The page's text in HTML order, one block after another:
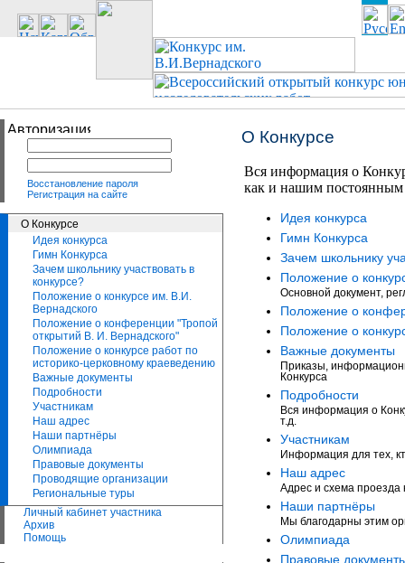
Восстановление пароля
Регистрация на сайте
О Конкурсе
Идея конкурса
Гимн Конкурса
Зачем школьнику участвовать в
конкурсе?
Положение о конкурсе им. В.И.
Вернадского
Положение о конференции "Тропой
открытий В. И. Вернадского"
Положение о конкурсе работ по
историко-церковному краеведению
Важные документы
Подробности
Участникам
Наш адрес
Наши партнёры
Олимпиада
Правовые документы
Проводящие организации
Региональные туры
Личный кабинет участника
Архив
Помощь
О Конкурсе
Вся информация о
как и нашим постоянным
Идея конкурса
Гимн Конкурса
Зачем школьнику
Положение о
Основной документ,
Положение о
Положение о
Важные документы
Приказы,
Конкурса
Подробности
Вся информация о
т.д.
Участникам
Информация для тех,
Наш адрес
Адрес и схема проезда
Наши партнёры
Мы благодарны этим
Олимпиада
Правовые